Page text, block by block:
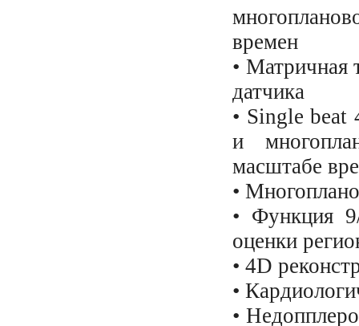
времен
• Матричная
датчика
• Single beat
и
масштабе
•
• Функция
оценки
• 4D
•
•